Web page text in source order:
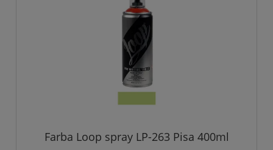
Farba Loop spray LP-263 Pisa 400ml